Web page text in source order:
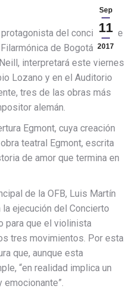
Sep
11
2017
del concierto de
de Bogotá, que
interpretará este viernes
Lozano y en el Auditorio
tres de las obras más
alemán.
Egmont, cuya creación
teatral Egmont, escrita
de amor que termina en
de la OFB, Luis Martín
ejecución del Concierto
para que el violinista
tres movimientos. Por esta
que, aunque esta
“en realidad implica un